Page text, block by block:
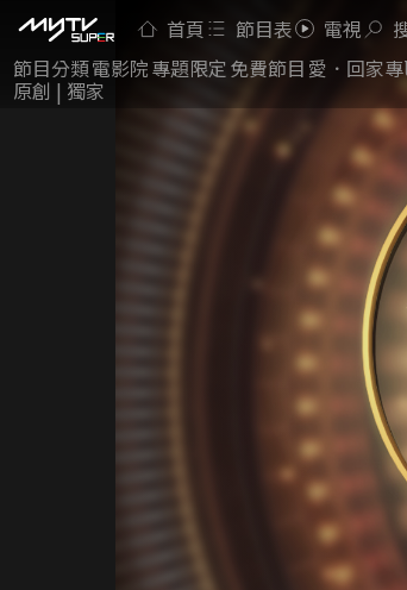
首頁 節目表 電視
節目分類電影院專題限定 免費節目 愛．回家
原創 | 獨家